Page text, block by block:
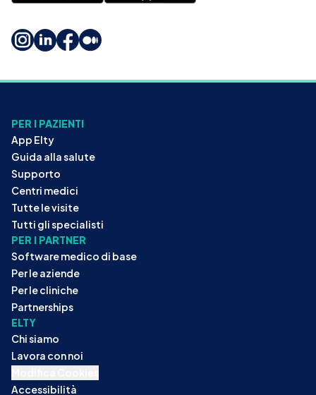
PER I PAZIENTI
App Elty
Guida alla salute
Supporto
Centri medici
Tutte le visite
Tutti gli specialisti
PER I PARTNER
Software medico di base
Per le aziende
Per le cliniche
Partnerships
ELTY
Chi siamo
Lavora con noi
Accessibilità